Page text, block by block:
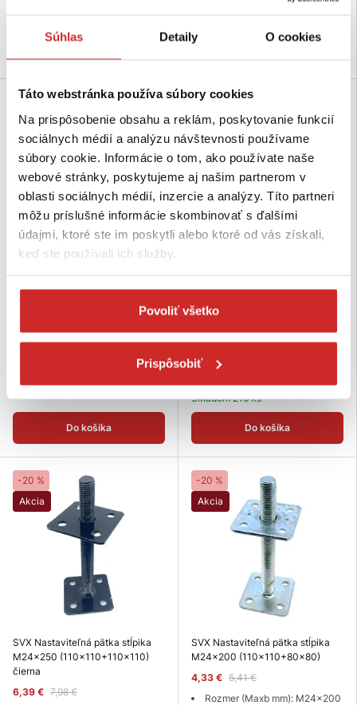
Súhlas Detaily O cookies
Táto webstránka používa súbory cookies
Na prispôsobenie obsahu a reklám, poskytovanie funkcií
sociálnych médií a analýzu návštevnosti používame
súbory cookie. Informácie o tom, ako používate naše
webové stránky, poskytujeme aj našim partnerom v
oblasti sociálnych médií, inzercie a analýzy. Títo partneri
môžu príslušné informácie skombinovať s ďalšími
údajmi, ktoré ste im poskytli alebo ktoré od vás získali,
keď ste používali ich služby.
Povoliť všetko
Prispôsobiť
-20 %
Akcia
SVX Nastaviteľná pätka stĺpika
mm
Skladom 272 ks
Do košíka
-20 %
Akcia
čierna
7,36 €
Rozmer (Maxb mm): M24x330
Povrchová úprava: čierna
Skladom 216 ks
Do košíka
-20 %
Akcia
SVX Nastaviteľná pätka stĺpika
M24x250 (110x110+110x110)
čierna
6,39 € 7,98 €
-20 %
Akcia
SVX Nastaviteľná pätka stĺpika
M24x200 (110x110+80x80)
4,33 € 5,41 €
Rozmer (Maxb mm): M24x200